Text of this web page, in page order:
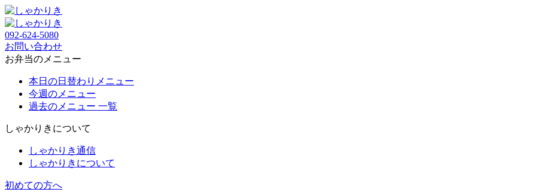
092-624-5080
お問い合わせ
お弁当のメニュー
本日の日替わりメニュー
今週のメニュー
過去のメニュー 一覧
しゃかりきについて
しゃかりき通信
しゃかりきについて
初めての方へ